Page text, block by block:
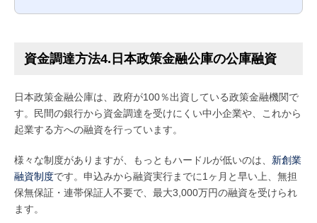
資金調達方法4.日本政策金融公庫の公庫融資
日本政策金融公庫は、政府が100％出資している政策金融機関で
す。民間の銀行から資金調達を受けにくい中小企業や、これから
起業する方への融資を行っています。
様々な制度がありますが、もっともハードルが低いのは、 新創業
融資制度です。申込みから融資実行までに1ヶ月と早い上、無担
保無保証・連帯保証人不要で、最大3,000万円の融資を受けられ
ます。